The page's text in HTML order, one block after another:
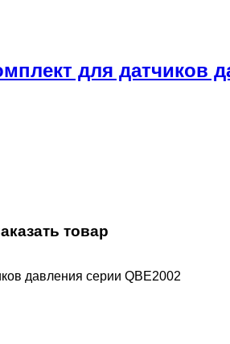
для датчиков
товар
давления серии QBE2002